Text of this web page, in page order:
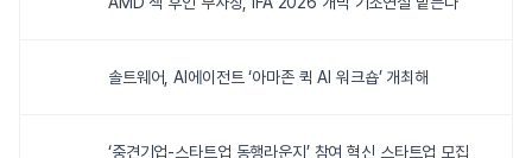
솔트웨어, AI에이전트 ‘아마존 퀵 AI 워크숍’ 개최해
‘중견기업-스타트업 동행라운지’ 참여 혁신 스타트업 모집